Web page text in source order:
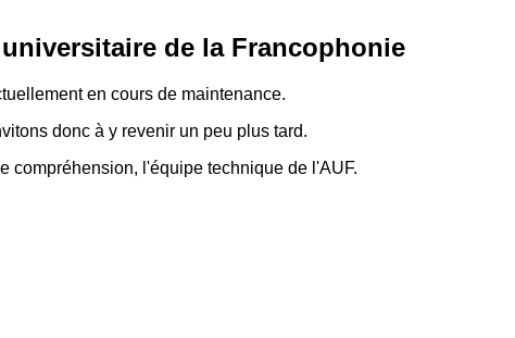
de la Francophonie
en cours de maintenance.
donc à y revenir un peu plus tard.
compréhension, l'équipe technique de l'AUF.